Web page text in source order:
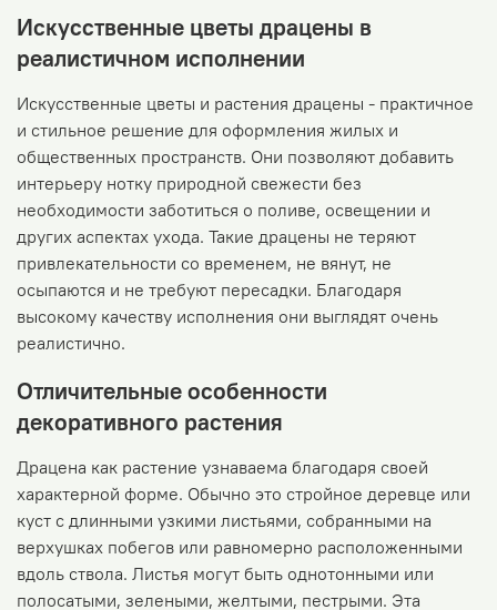
Искусственные цветы драцены в
реалистичном исполнении
Искусственные цветы и растения драцены - практичное
и стильное решение для оформления жилых и
общественных пространств. Они позволяют добавить
интерьеру нотку природной свежести без
необходимости заботиться о поливе, освещении и
других аспектах ухода. Такие драцены не теряют
привлекательности со временем, не вянут, не
осыпаются и не требуют пересадки. Благодаря
высокому качеству исполнения они выглядят очень
реалистично.
Отличительные особенности
декоративного растения
Драцена как растение узнаваема благодаря своей
характерной форме. Обычно это стройное деревце или
куст с длинными узкими листьями, собранными на
верхушках побегов или равномерно расположенными
вдоль ствола. Листья могут быть однотонными или
полосатыми, зелеными, желтыми, пестрыми. Эта